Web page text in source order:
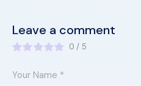
Leave a comment
0 / 5